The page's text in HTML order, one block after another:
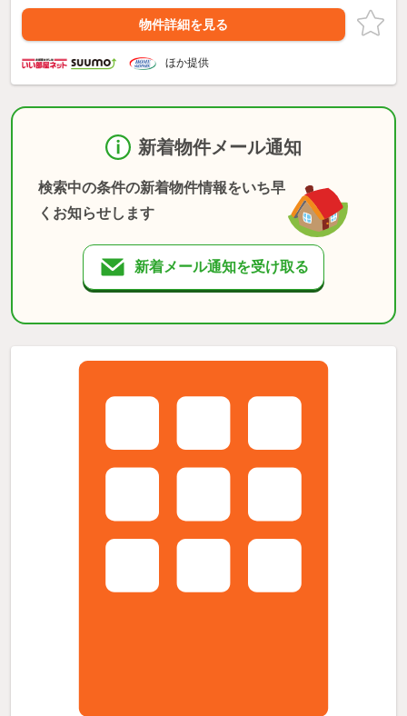
物件詳細を見る
ほか提供
新着物件メール通知
検索中の条件の新着物件情報をいち早
くお知らせします
新着メール通知を受け取る